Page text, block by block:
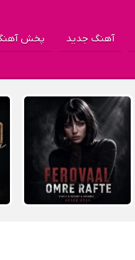
آهنگ جدید پخش